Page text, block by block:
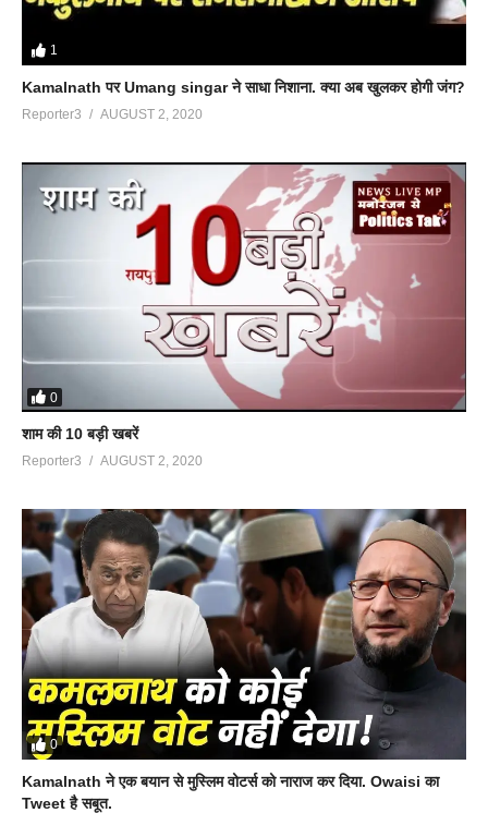
1
Kamalnath पर Umang singar ने साधा निशाना. क्या अब खुलकर होगी जंग?
Reporter3 AUGUST 2, 2020
0
शाम की 10 बड़ी खबरें
Reporter3 AUGUST 2, 2020
0
Kamalnath ने एक बयान से मुस्लिम वोटर्स को नाराज कर दिया. Owaisi का
Tweet है सबूत.